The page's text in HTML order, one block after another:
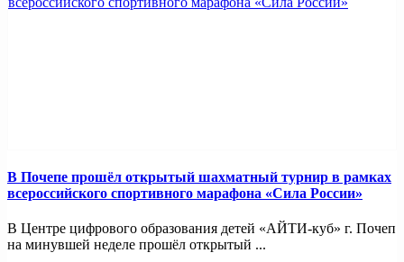
В Почепе прошёл открытый шахматный турнир в рамках
всероссийского спортивного марафона «Сила России»
В Центре цифрового образования детей «АЙТИ-куб» г. Почеп
на минувшей неделе прошёл открытый ...